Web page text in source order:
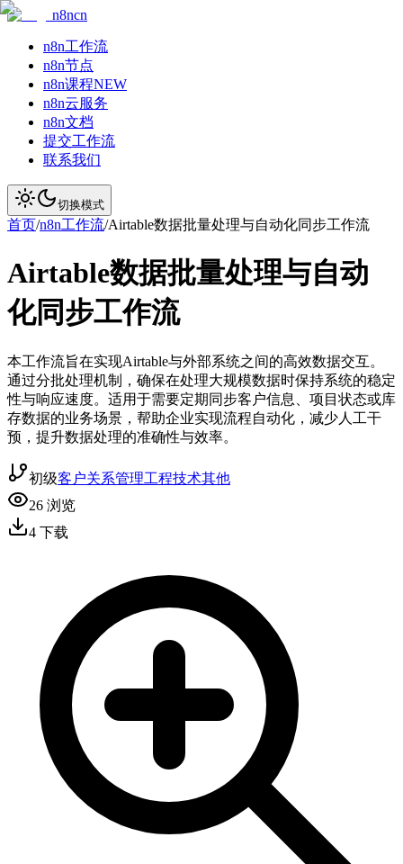
n8ncn
n8n工作流
n8n节点
n8n课程NEW
n8n云服务
n8n文档
提交工作流
联系我们
切换模式
首页/n8n工作流/Airtable数据批量处理与自动化同步工作流
Airtable数据批量处理与自动
化同步工作流
本工作流旨在实现Airtable与外部系统之间的高效数据交互。
通过分批处理机制，确保在处理大规模数据时保持系统的稳定
性与响应速度。适用于需要定期同步客户信息、项目状态或库
存数据的业务场景，帮助企业实现流程自动化，减少人工干
预，提升数据处理的准确性与效率。
初级客户关系管理工程技术其他
26 浏览
4 下载